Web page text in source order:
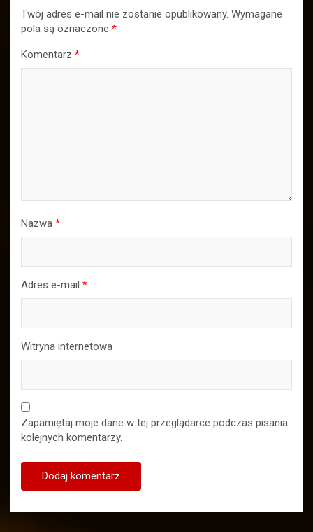
Twój adres e-mail nie zostanie opublikowany. Wymagane
pola są oznaczone *
Komentarz *
Nazwa *
Adres e-mail *
Witryna internetowa
Zapamiętaj moje dane w tej przeglądarce podczas pisania
kolejnych komentarzy.